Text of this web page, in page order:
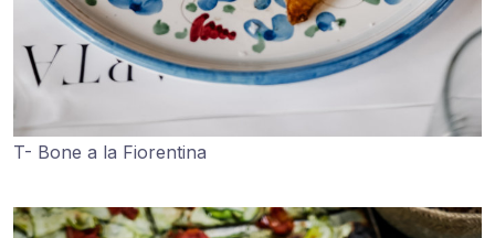
T- Bone a la Fiorentina